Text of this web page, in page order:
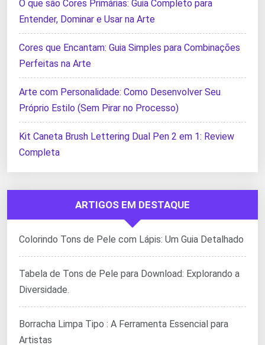
O que são Cores Primárias: Guia Completo para
Entender, Dominar e Usar na Arte
Cores que Encantam: Guia Simples para Combinações
Perfeitas na Arte
Arte com Personalidade: Como Desenvolver Seu
Próprio Estilo (Sem Pirar no Processo)
Kit Caneta Brush Lettering Dual Pen 2 em 1: Review
Completa
ARTIGOS EM DESTAQUE
Colorindo Tons de Pele com Lápis: Um Guia Detalhado
Tabela de Tons de Pele para Download: Explorando a
Diversidade.
Borracha Limpa Tipo : A Ferramenta Essencial para
Artistas